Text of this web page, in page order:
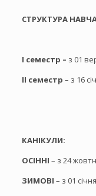
СТРУКТУРА
І семестр – з 01
ІІ семестр – з 16
КАНІКУЛИ:
ОСІННІ – з 24
ЗИМОВІ – з 01